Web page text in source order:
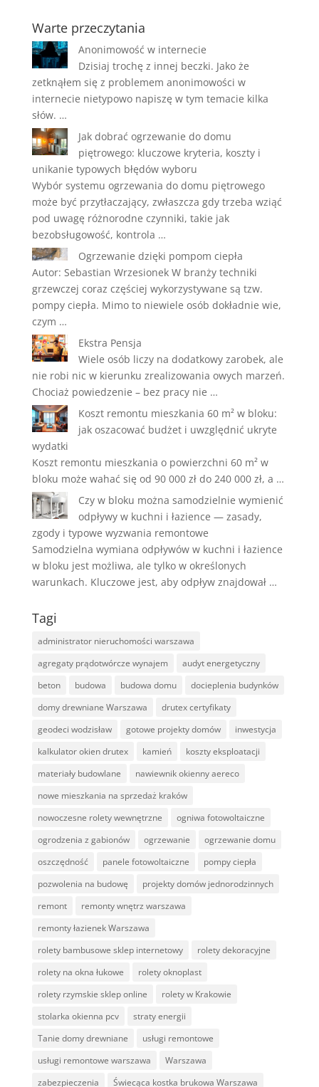
Warte przeczytania
Anonimowość w internecie
Dzisiaj trochę z innej beczki. Jako że
zetknąłem się z problemem anonimowości w
internecie nietypowo napiszę w tym temacie kilka
słów. …
Jak dobrać ogrzewanie do domu
piętrowego: kluczowe kryteria, koszty i
unikanie typowych błędów wyboru
Wybór systemu ogrzewania do domu piętrowego
może być przytłaczający, zwłaszcza gdy trzeba wziąć
pod uwagę różnorodne czynniki, takie jak
bezobsługowość, kontrola …
Ogrzewanie dzięki pompom ciepła
Autor: Sebastian Wrzesionek W branży techniki
grzewczej coraz częściej wykorzystywane są tzw.
pompy ciepła. Mimo to niewiele osób dokładnie wie,
czym …
Ekstra Pensja
Wiele osób liczy na dodatkowy zarobek, ale
nie robi nic w kierunku zrealizowania owych marzeń.
Chociaż powiedzenie – bez pracy nie …
Koszt remontu mieszkania 60 m² w bloku:
jak oszacować budżet i uwzględnić ukryte
wydatki
Koszt remontu mieszkania o powierzchni 60 m² w
bloku może wahać się od 90 000 zł do 240 000 zł, a …
Czy w bloku można samodzielnie wymienić
odpływy w kuchni i łazience — zasady,
zgody i typowe wyzwania remontowe
Samodzielna wymiana odpływów w kuchni i łazience
w bloku jest możliwa, ale tylko w określonych
warunkach. Kluczowe jest, aby odpływ znajdował …
Tagi
administrator nieruchomości warszawa
agregaty prądotwórcze wynajem
audyt energetyczny
beton
budowa budowa domu
docieplenia budynków
domy drewniane Warszawa
drutex certyfikaty
geodeci wodzisław
gotowe projekty domów
inwestycja
kalkulator okien drutex
kamień
koszty eksploatacji
materiały budowlane
nawiewnik okienny aereco
nowe mieszkania na sprzedaż kraków
nowoczesne rolety wewnętrzne
ogniwa fotowoltaiczne
ogrodzenia z gabionów
ogrzewanie
ogrzewanie domu
oszczędność
panele fotowoltaiczne
pompy ciepła
pozwolenia na budowę
projekty domów jednorodzinnych
remont
remonty wnętrz warszawa
remonty łazienek Warszawa
rolety bambusowe sklep internetowy
rolety dekoracyjne
rolety na okna łukowe
rolety oknoplast
rolety rzymskie sklep online
rolety w Krakowie
stolarka okienna pcv
straty energii
Tanie domy drewniane
usługi remontowe
usługi remontowe warszawa
Warszawa
zabezpieczenia
Świecąca kostka brukowa Warszawa